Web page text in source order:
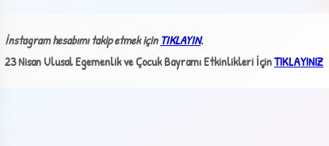
✦
İnstagram hesabımı takip etmek içinTIKLAYIN.
23 Nisan Ulusal Egemenlik ve Çocuk Bayramı Etkinlikleri İçinTIKLAYINIZ